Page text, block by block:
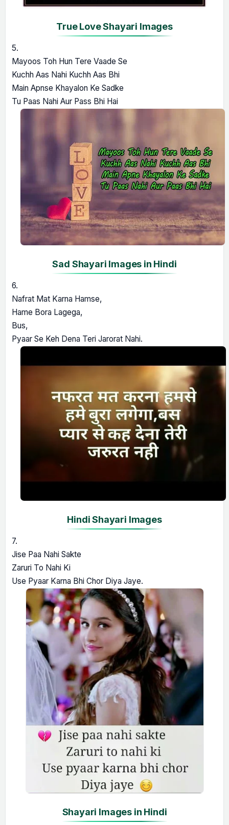
True Love Shayari Images
5.
Mayoos Toh Hun Tere Vaade Se
Kuchh Aas Nahi Kuchh Aas Bhi
Main Apnse Khayalon Ke Sadke
Tu Paas Nahi Aur Pass Bhi Hai
Sad Shayari Images in Hindi
6.
Nafrat Mat Karna Hamse,
Hame Bora Lagega,
Bus,
Pyaar Se Keh Dena Teri Jarorat Nahi.
Hindi Shayari Images
7.
Jise Paa Nahi Sakte
Zaruri To Nahi Ki
Use Pyaar Karna Bhi Chor Diya Jaye.
Shayari Images in Hindi